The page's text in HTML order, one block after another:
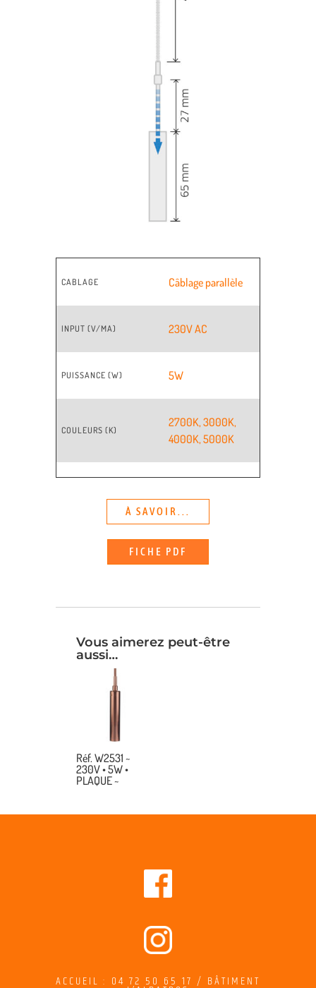
CABLAGE Câblage parallèle
INPUT (V/MA) 230V AC
PUISSANCE (W) 5W
COULEURS (K)
2700K,3000K,
4000K,5000K
À SAVOIR...
FICHE PDF
Vous aimerez peut-être
aussi…
Réf. W2531 ~
230V • 5W •
PLAQUE ~
ACCUEIL : 04 72 50 65 17 / BÂTIMENT